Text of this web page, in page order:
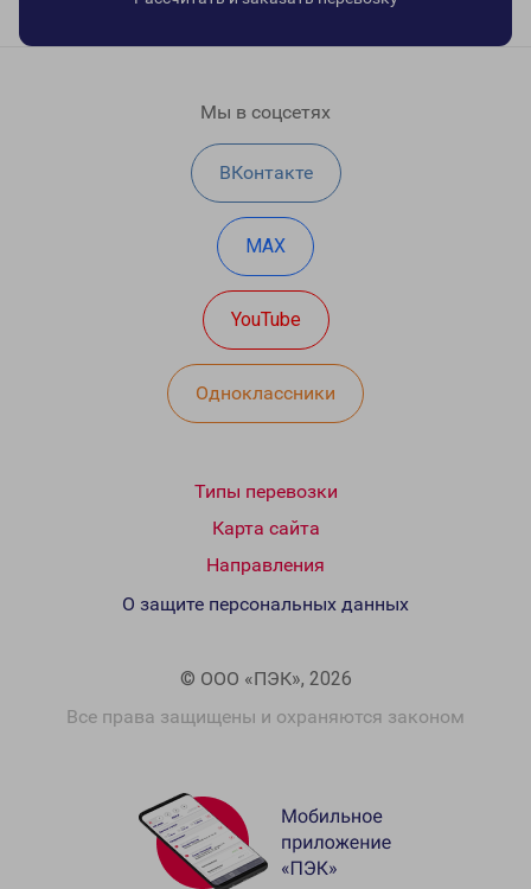
Мы в соцсетях
ВКонтакте
MAX
YouTube
Одноклассники
Типы перевозки
Карта сайта
Направления
© ООО «ПЭК», 2026
Все права защищены и охраняются законом
О защите персональных данных